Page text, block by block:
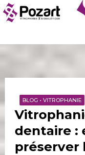
dentaire :
préserver
BLOG • VITROPHANIE